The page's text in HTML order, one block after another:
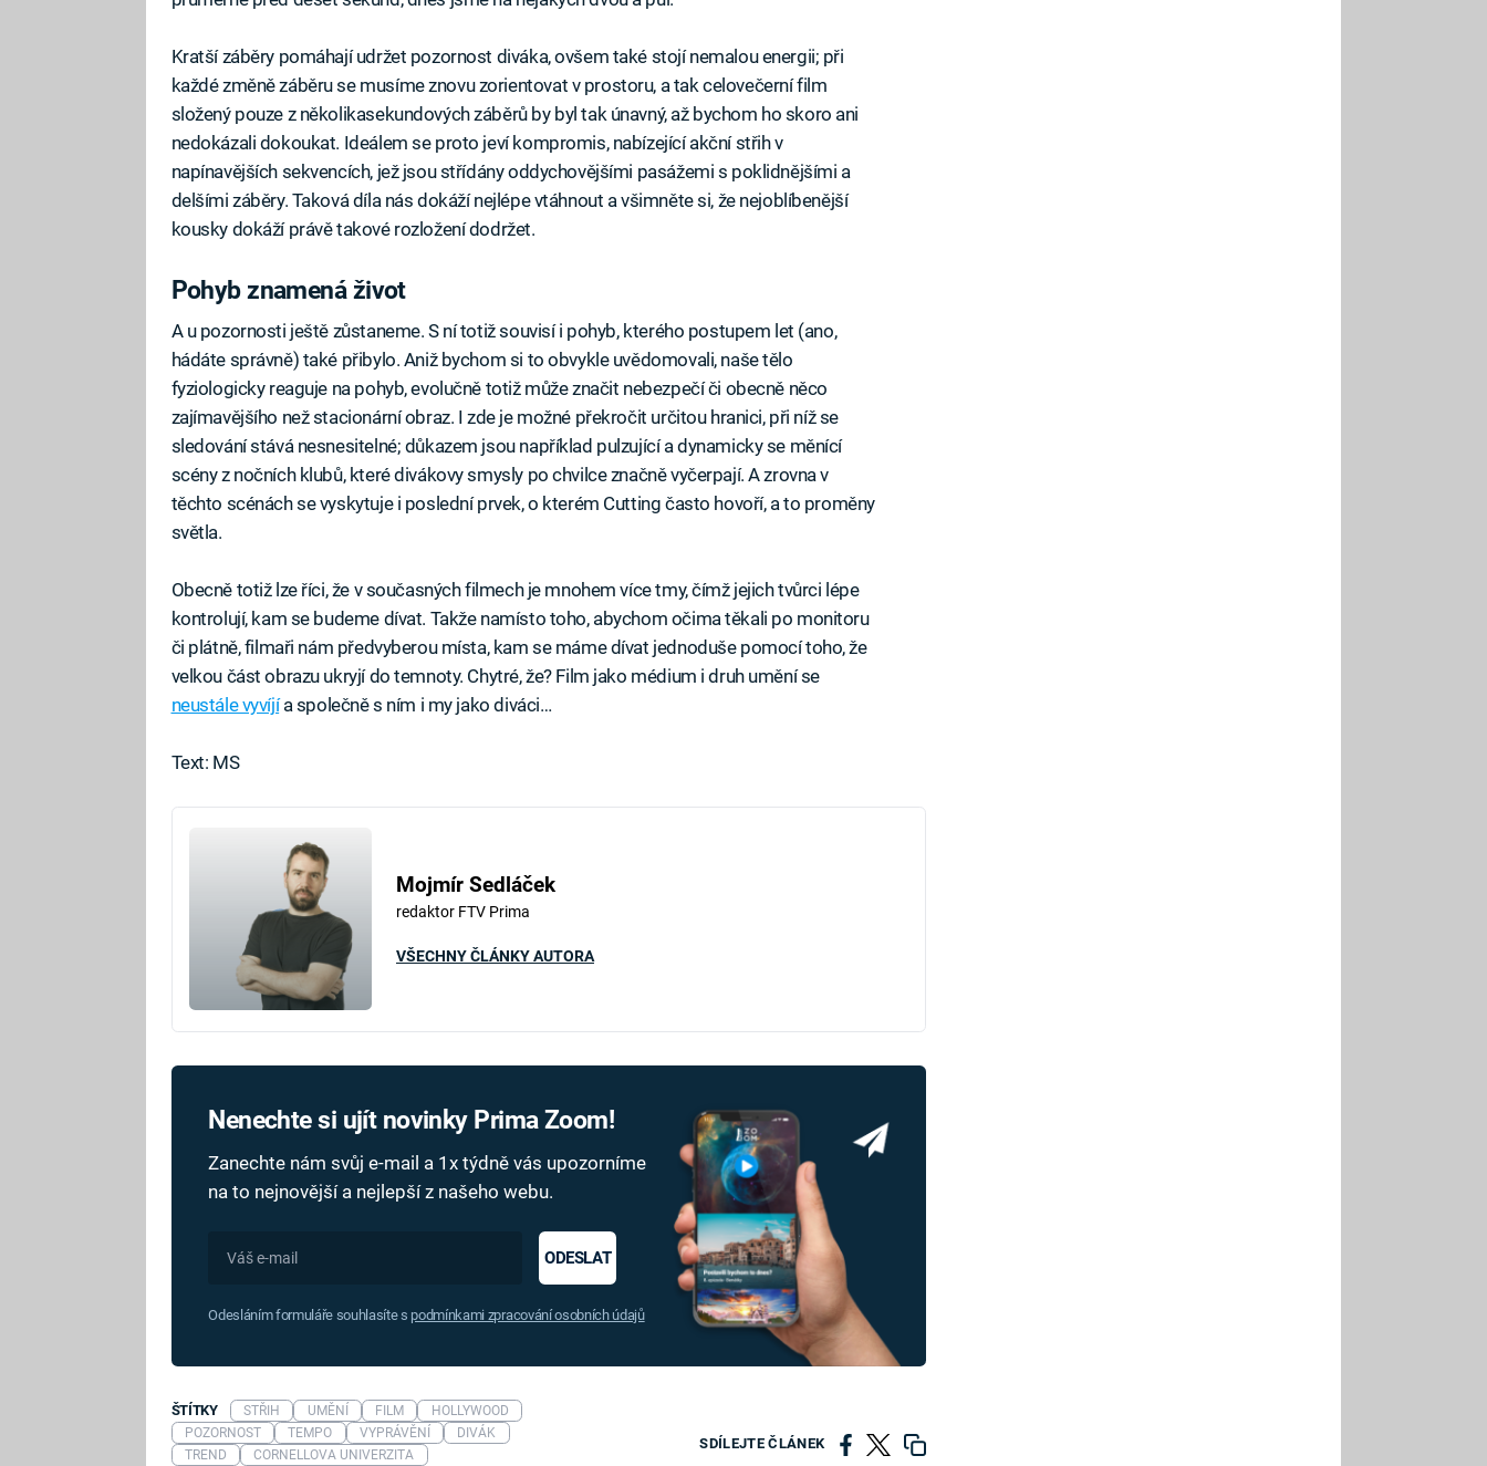
Kratší záběry pomáhají udržet pozornost diváka, ovšem také stojí nemalou energii; při
každé změně záběru se musíme znovu zorientovat v prostoru, a tak celovečerní film
složený pouze z několikasekundových záběrů by byl tak únavný, až bychom ho skoro ani
nedokázali dokoukat. Ideálem se proto jeví kompromis, nabízející akční střih v
napínavějších sekvencích, jež jsou střídány oddychovějšími pasážemi s poklidnějšími a
delšími záběry. Taková díla nás dokáží nejlépe vtáhnout a všimněte si, že nejoblíbenější
kousky dokáží právě takové rozložení dodržet.
Pohyb znamená život
A u pozornosti ještě zůstaneme. S ní totiž souvisí i pohyb, kterého postupem let (ano,
hádáte správně) také přibylo. Aniž bychom si to obvykle uvědomovali, naše tělo
fyziologicky reaguje na pohyb, evolučně totiž může značit nebezpečí či obecně něco
zajímavějšího než stacionární obraz. I zde je možné překročit určitou hranici, při níž se
sledování stává nesnesitelné; důkazem jsou například pulzující a dynamicky se měnící
scény z nočních klubů, které divákovy smysly po chvilce značně vyčerpají. A zrovna v
těchto scénách se vyskytuje i poslední prvek, o kterém Cutting často hovoří, a to proměny
světla.
Obecně totiž lze říci, že v současných filmech je mnohem více tmy, čímž jejich tvůrci lépe
kontrolují, kam se budeme dívat. Takže namísto toho, abychom očima těkali po monitoru
či plátně, filmaři nám předvyberou místa, kam se máme dívat jednoduše pomocí toho, že
velkou část obrazu ukryjí do temnoty. Chytré, že? Film jako médium i druh umění se
neustále vyvíjía společně s ním i my jako diváci…
Text: MS
Mojmír Sedláček
redaktor FTV Prima
VŠECHNY ČLÁNKY AUTORA
Nenechte si ujít novinky Prima Zoom!
Zanechte nám svůj e-mail a 1x týdně vás upozorníme
na to nejnovější a nejlepší z našeho webu.
ODESLAT
Odesláním formuláře souhlasíte s podmínkami zpracování osobních údajů
SDÍLEJTE ČLÁNEK
ŠTÍTKY STŘIH UMĚNÍ FILM
HOLLYWOOD
POZORNOST
TEMPO VYPRÁVĚNÍ
DIVÁK
TREND
CORNELLOVA UNIVERZITA